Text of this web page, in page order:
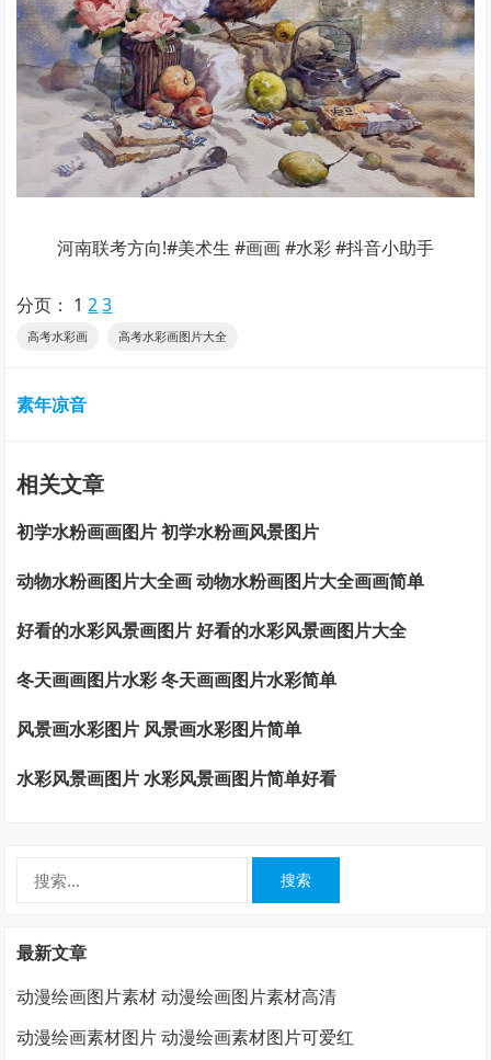
河南联考方向!#美术生 #画画 #水彩 #抖音小助手
分页： 1 2 3
高考水彩画 高考水彩画图片大全
素年凉音
相关文章
初学水粉画画图片 初学水粉画风景图片
动物水粉画图片大全画 动物水粉画图片大全画画简单
好看的水彩风景画图片 好看的水彩风景画图片大全
冬天画画图片水彩 冬天画画图片水彩简单
风景画水彩图片 风景画水彩图片简单
水彩风景画图片 水彩风景画图片简单好看
最新文章
动漫绘画图片素材 动漫绘画图片素材高清
动漫绘画素材图片 动漫绘画素材图片可爱红